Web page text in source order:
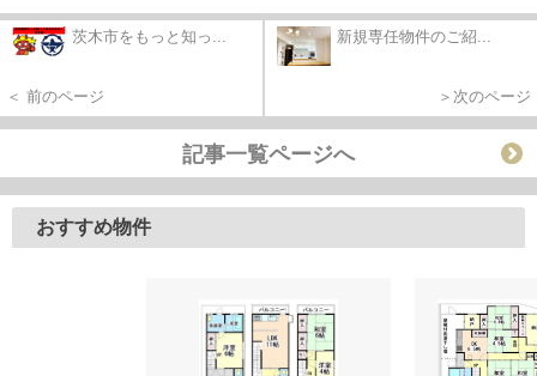
茨木市をもっと知っ...
＜ 前のページ
新規専任物件のご紹...
＞次のページ
記事一覧ページへ
おすすめ物件